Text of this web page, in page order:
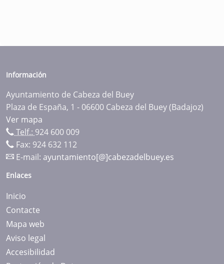
Información
Ayuntamiento de Cabeza del Buey
Plaza de España, 1 - 06600 Cabeza del Buey (Badajoz)
Ver mapa
Telf.: 924 600 009
Fax: 924 632 112
E-mail: ayuntamiento[@]cabezadelbuey.es
Enlaces
Inicio
Contacte
Mapa web
Aviso legal
Accesibilidad